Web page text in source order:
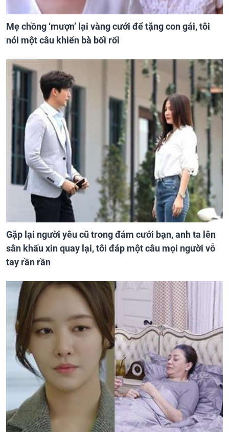
Mẹ chồng ‘mượn’ lại vàng cưới để tặng con gái, tôi
nói một câu khiến bà bối rối
Gặp lại người yêu cũ trong đám cưới bạn, anh ta lên
sân khấu xin quay lại, tôi đáp một câu mọi người vỗ
tay rần rần